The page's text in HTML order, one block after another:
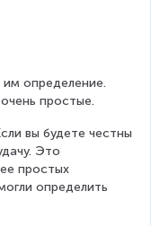
определение.
простые.
вы будете честны
Это
простых
определить